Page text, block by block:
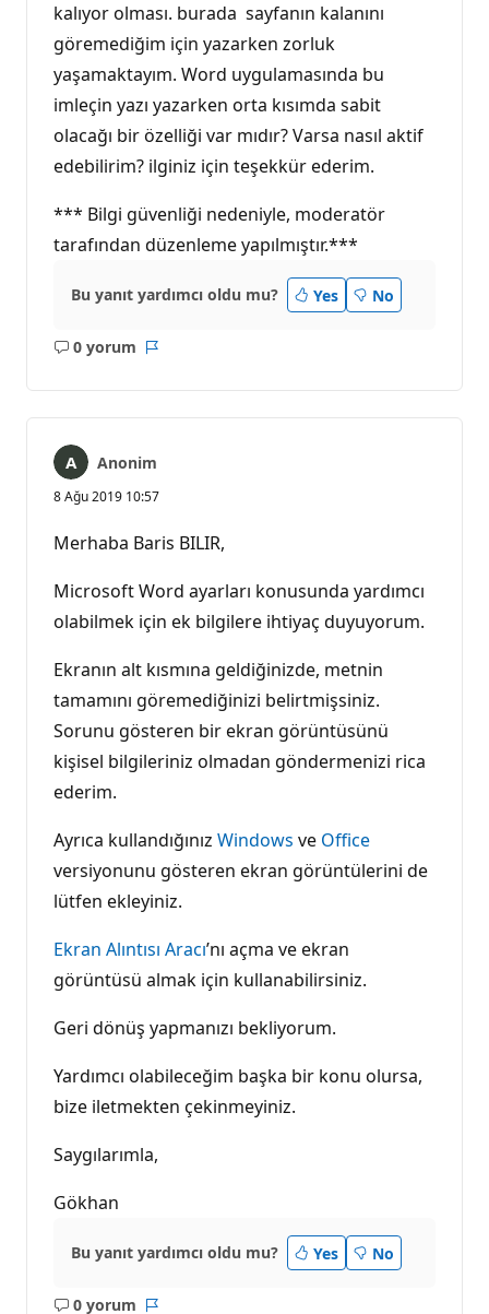
kalıyor olması. burada sayfanın kalanını
göremediğim için yazarken zorluk
yaşamaktayım. Word uygulamasında bu
imleçin yazı yazarken orta kısımda sabit
olacağı bir özelliği var mıdır? Varsa nasıl aktif
edebilirim? ilginiz için teşekkür ederim.
*** Bilgi güvenliği nedeniyle, moderatör
tarafından düzenleme yapılmıştır.***
Bu yanıt yardımcı oldu mu? Yes No
0 yorum
AçıklamaRapor
Anonim
8 Ağu 2019 10:57
Merhaba Baris BILIR,
Microsoft Word ayarları konusunda yardımcı
olabilmek için ek bilgilere ihtiyaç duyuyorum.
Ekranın alt kısmına geldiğinizde, metnin
tamamını göremediğinizi belirtmişsiniz.
Sorunu gösteren bir ekran görüntüsünü
kişisel bilgileriniz olmadan göndermenizi rica
ederim.
Ayrıca kullandığınız Windows ve Office
versiyonunu gösteren ekran görüntülerini de
lütfen ekleyiniz.
Ekran Alıntısı Aracı’nı açma ve ekran
görüntüsü almak için kullanabilirsiniz.
Geri dönüş yapmanızı bekliyorum.
Yardımcı olabileceğim başka bir konu olursa,
bize iletmekten çekinmeyiniz.
Saygılarımla,
Gökhan
Bu yanıt yardımcı oldu mu? Yes No
0 yorum